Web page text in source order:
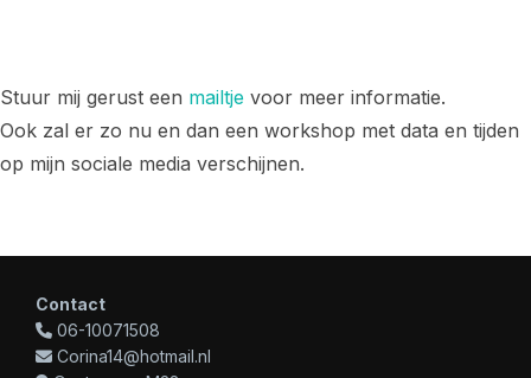
Stuur mij gerust een mailtje voor meer informatie.
Ook zal er zo nu en dan een workshop met data en tijden
op mijn sociale media verschijnen.
Contact
06-10071508
Corina14@hotmail.nl